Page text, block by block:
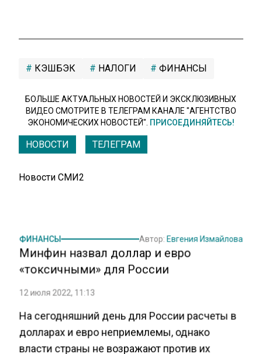
КЭШБЭК НАЛОГИ ФИНАНСЫ
БОЛЬШЕ АКТУАЛЬНЫХ НОВОСТЕЙ И ЭКСКЛЮЗИВНЫХ
ВИДЕО СМОТРИТЕ В ТЕЛЕГРАМ КАНАЛЕ "АГЕНТСТВО
ЭКОНОМИЧЕСКИХ НОВОСТЕЙ". ПРИСОЕДИНЯЙТЕСЬ!
НОВОСТИ ТЕЛЕГРАМ
Новости СМИ2
ФИНАНСЫ Автор: Евгения Измайлова
Минфин назвал доллар и евро
«токсичными» для России
12 июля 2022, 11:13
На сегодняшний день для России расчеты в
долларах и евро неприемлемы, однако
власти страны не возражают против их